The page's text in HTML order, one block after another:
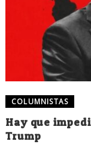
COLUMNISTAS
Hay que
Trump